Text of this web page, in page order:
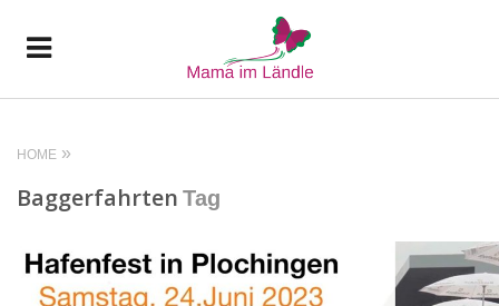
HOME
Baggerfahrten Tag